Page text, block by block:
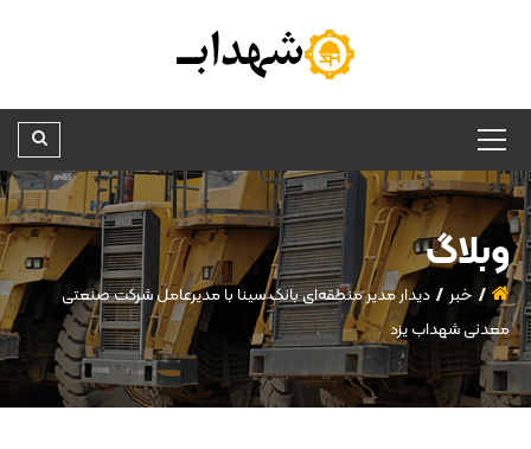
وبلاگ
خبر
دیدار مدیر منطقه‌ای بانک سینا با مدیرعامل شرکت صنعتی
معدنی شهداب یزد